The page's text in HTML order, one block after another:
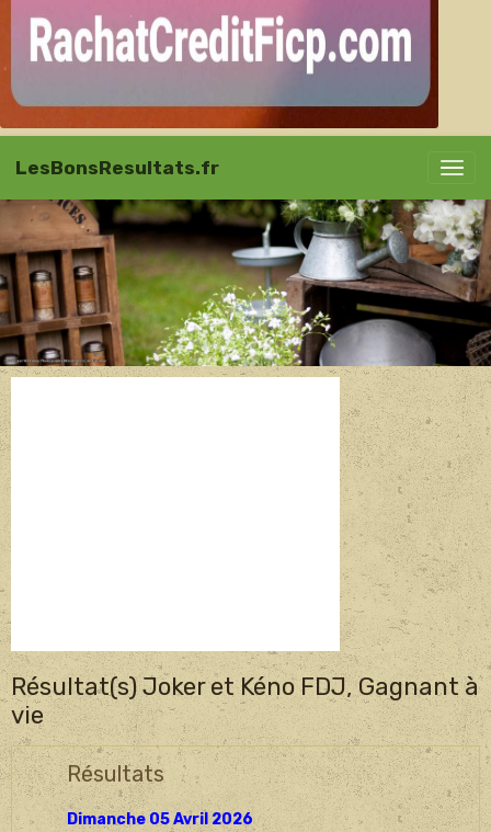
LesBonsResultats.fr
Résultat(s) Joker et Kéno FDJ, Gagnant à
vie
Résultats
Dimanche 05 Avril 2026